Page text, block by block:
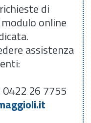
di
online
assistenza
0422 26 7755